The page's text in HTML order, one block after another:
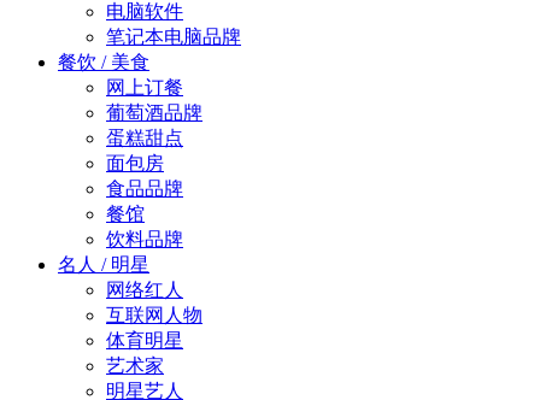
电脑软件
笔记本电脑品牌
餐饮 / 美食
网上订餐
葡萄酒品牌
蛋糕甜点
面包房
食品品牌
餐馆
饮料品牌
名人 / 明星
网络红人
互联网人物
体育明星
艺术家
明星艺人